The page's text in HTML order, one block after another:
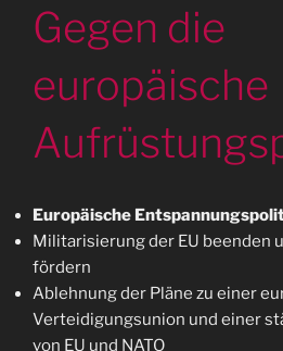
Gegen die
europäische
Europäische
Militarisierung der EU beenden
fördern
Ablehnung der Pläne zu einer
Verteidigungsunion und einer
von EU und NATO